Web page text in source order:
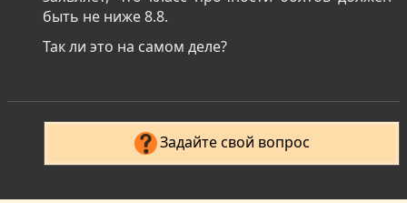
быть не ниже 8.8.
Так ли это на самом деле?
Задайте свой вопрос